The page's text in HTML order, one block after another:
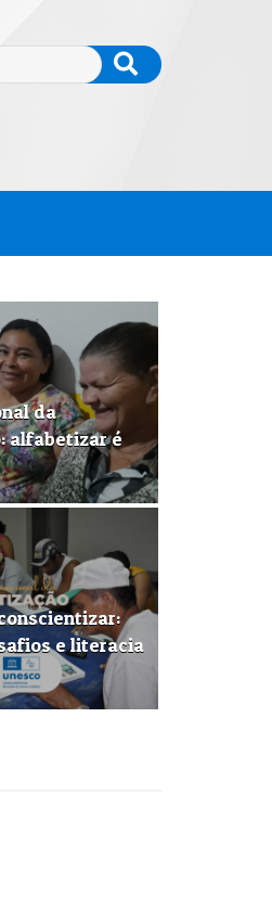
da
alfabetizar é
e literacia